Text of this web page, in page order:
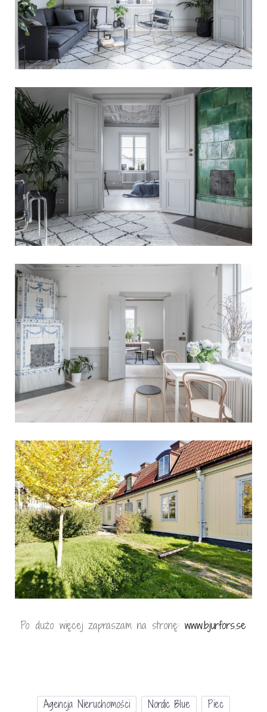
Po dużo więcej zapraszam na stronę: www.bjurfors.se
Agencja Nieruchomości Nordic Blue
Piec